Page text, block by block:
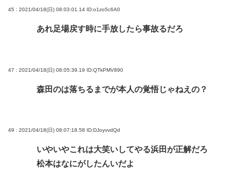
45 : 2021/04/18(日) 08:03:01.14 ID:o1zo5c6A0
あれ足場戻す時に手放したら事故るだろ
47 : 2021/04/18(日) 08:05:39.19 ID:QTkPMV890
森田のは落ちるまでが本人の覚悟じゃねえの？
49 : 2021/04/18(日) 08:07:18.58 ID:DJoyvvdQd
いやいやこれは大笑いしてやる浜田が正解だろ
松本はなにがしたんいだよ